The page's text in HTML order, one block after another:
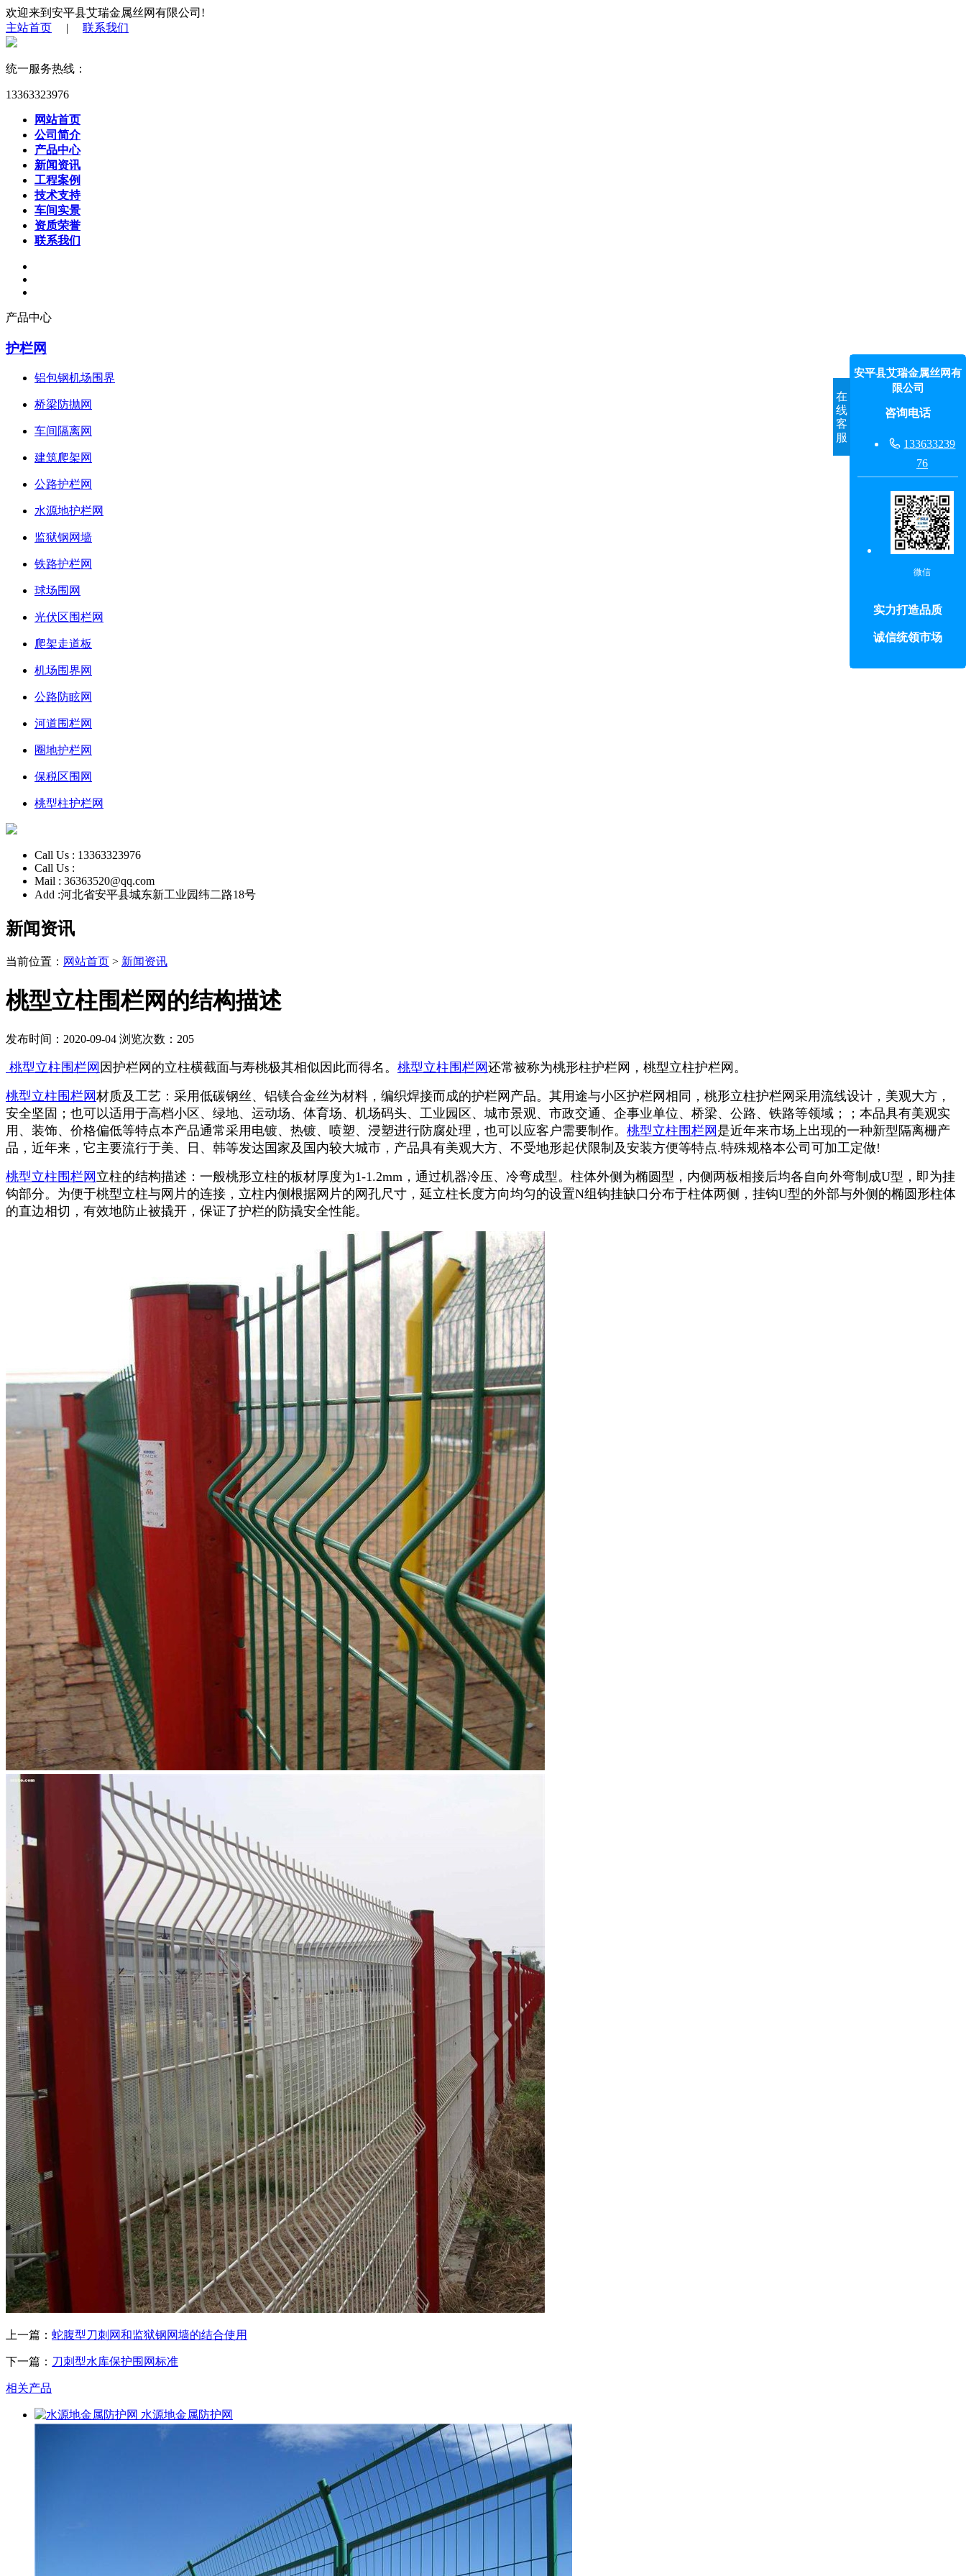
欢迎来到安平县艾瑞金属丝网有限公司!
主站首页 | 联系我们
统一服务热线：
13363323976
网站首页
公司简介
产品中心
新闻资讯
工程案例
技术支持
车间实景
资质荣誉
联系我们
产品中心
护栏网
铝包钢机场围界
桥梁防抛网
车间隔离网
建筑爬架网
公路护栏网
水源地护栏网
监狱钢网墙
铁路护栏网
球场围网
光伏区围栏网
爬架走道板
机场围界网
公路防眩网
河道围栏网
圈地护栏网
保税区围网
桃型柱护栏网
Call Us : 13363323976
Call Us :
Mail : 36363520@qq.com
Add :河北省安平县城东新工业园纬二路18号
新闻资讯
当前位置： 网站首页 > 新闻资讯
桃型立柱围栏网的结构描述
发布时间：2020-09-04 浏览次数： 205
桃型立柱围栏网 因护栏网的立柱横截面与寿桃极其相似因此而得名。 桃型立柱围栏网 还常被称为桃形柱护栏网，桃型立柱护栏网。
桃型立柱围栏网 材质及工艺：采用低碳钢丝、铝镁合金丝为材料，编织焊接而成的护栏网产品。其用途与小区护栏网相同，桃形立柱护栏网采用流线设计，美观大方，
安全坚固；也可以适用于高档小区、绿地、运动场、体育场、机场码头、工业园区、城市景观、市政交通、企事业单位、桥梁、公路、铁路等领域；；本品具有美观实
用、装饰、价格偏低等特点本产品通常采用电镀、热镀、喷塑、浸塑进行防腐处理，也可以应客户需要制作。 桃型立柱围栏网 是近年来市场上出现的一种新型隔离栅产
品，近年来，它主要流行于美、日、韩等发达国家及国内较大城市，产品具有美观大方、不受地形起伏限制及安装方便等特点.特殊规格本公司可加工定做!
桃型立柱围栏网 立柱的结构描述：一般桃形立柱的板材厚度为1-1.2mm，通过机器冷压、冷弯成型。柱体外侧为椭圆型，内侧两板相接后均各自向外弯制成U型，即为挂
钩部分。为便于桃型立柱与网片的连接，立柱内侧根据网片的网孔尺寸，延立柱长度方向均匀的设置N组钩挂缺口分布于柱体两侧，挂钩U型的外部与外侧的椭圆形柱体
的直边相切，有效地防止被撬开，保证了护栏的防撬安全性能。
上一篇： 蛇腹型刀刺网和监狱钢网墙的结合使用
下一篇： 刀刺型水库保护围网标准
相关产品
水源地金属防护网
在
线
客
服
安平县艾瑞金属丝网有
限公司
咨询电话
 133633239
76
微信
实力打造品质
诚信统领市场